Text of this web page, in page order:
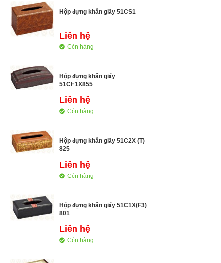
Hộp đựng khăn giấy 51CS1
Liên hệ
Còn hàng
Hộp đựng khăn giấy
51CH1X855
Liên hệ
Còn hàng
Hộp đựng khăn giấy 51C2X (T)
825
Liên hệ
Còn hàng
Hộp đựng khăn giấy 51C1X(F3)
801
Liên hệ
Còn hàng